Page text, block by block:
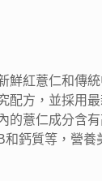
鮮紅薏仁和傳
配方，並採用
的薏仁成分含
和鈣質等，營養